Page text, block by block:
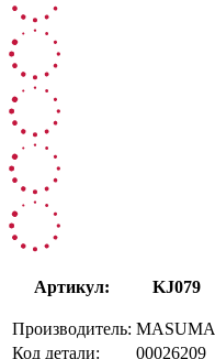
Артикул: KJ079
Производитель: MASUMA
Код детали:
00026209